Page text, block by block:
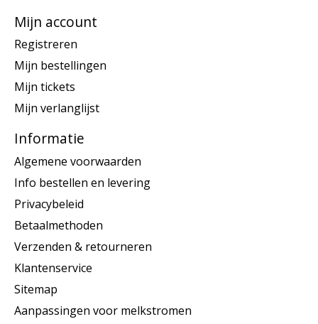
Mijn account
Registreren
Mijn bestellingen
Mijn tickets
Mijn verlanglijst
Informatie
Algemene voorwaarden
Info bestellen en levering
Privacybeleid
Betaalmethoden
Verzenden & retourneren
Klantenservice
Sitemap
Aanpassingen voor melkstromen